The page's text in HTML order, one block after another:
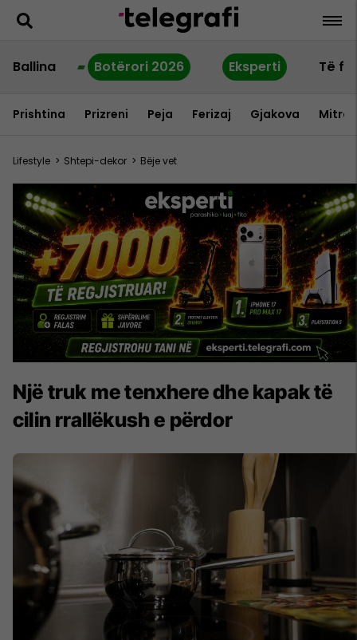
Ballina Botërori 2026 Eksperti Të
Prishtina Prizreni Peja Ferizaj Gjakova
Lifestyle > Shtepi-dekor > Bëje vet
Një truk me tenxhere dhe kapak të
cilin rrallëkush e përdor